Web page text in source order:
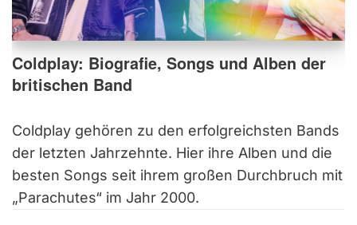
Coldplay: Biografie, Songs und Alben der
britischen Band
Coldplay gehören zu den erfolgreichsten Bands
der letzten Jahrzehnte. Hier ihre Alben und die
besten Songs seit ihrem großen Durchbruch mit
„Parachutes“ im Jahr 2000.